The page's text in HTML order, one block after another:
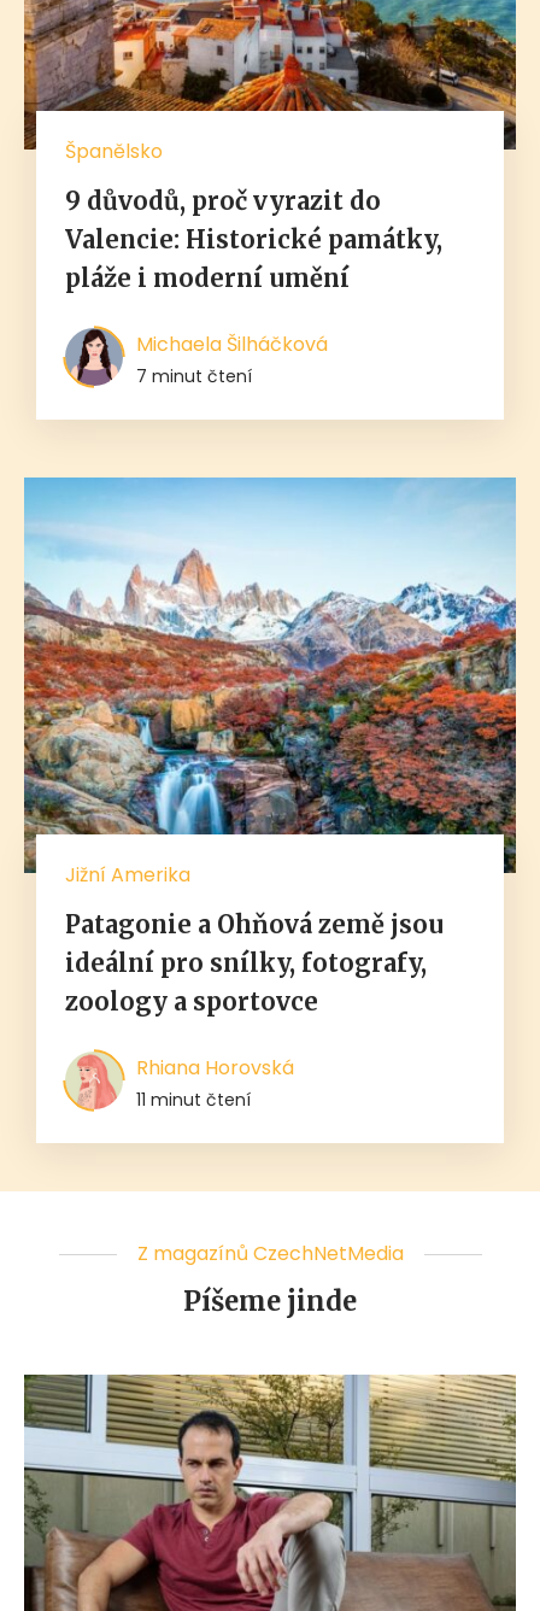
Španělsko
9 důvodů, proč vyrazit do
Valencie: Historické památky,
pláže i moderní umění
Michaela Šilháčková
7 minut čtení
Jižní Amerika
Patagonie a Ohňová země jsou
ideální pro snílky, fotografy,
zoology a sportovce
Rhiana Horovská
11 minut čtení
Z magazínů CzechNetMedia
Píšeme jinde